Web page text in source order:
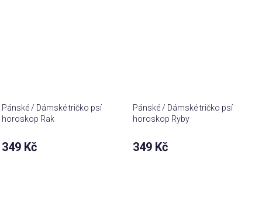
Pánské / Dámské tričko psí
horoskop Rak
349 Kč
Pánské / Dámské tričko psí
horoskop Ryby
349 Kč